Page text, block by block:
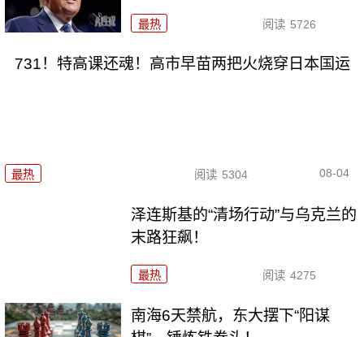
最热 阅读 5726
731！特高课还魂！高市早苗两把火烧穿日本国运
最热 阅读 5304 08-04
泽连斯基的“清场行动”与乌克兰的
末路狂飙！
最热 阅读 4275
南海6天禁航，东大摆下“阳谋